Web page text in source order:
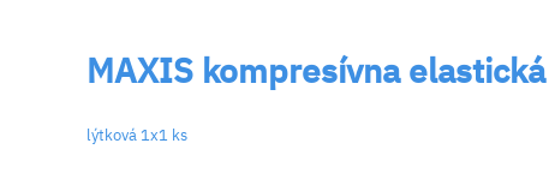
MAXIS kompresívna
lýtková 1x1 ks